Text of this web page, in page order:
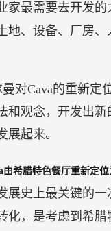
家最需要去开发的
地、设备、厂房、
曼对Cava的重新定
和观念，开发出新
展起来。
由希腊特色餐厅重新定
展史上最关键的一
化，是考虑到希